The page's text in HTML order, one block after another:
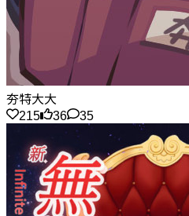
夯特大大
215
36 35